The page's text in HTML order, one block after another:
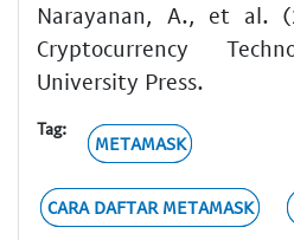
Narayanan, A., et al.
Cryptocurrency
University Press.
Tag:
METAMASK
CARA DAFTAR METAMASK